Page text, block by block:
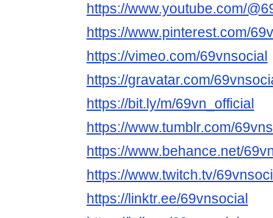
https://www.youtube.com/
https://www.pinterest.com/
https://vimeo.com/69vnsocial
https://gravatar.com/
https://bit.ly/m/69vn_official
https://www.tumblr.com/
https://www.behance.net/
https://www.twitch.tv/
https://linktr.ee/69vnsocial